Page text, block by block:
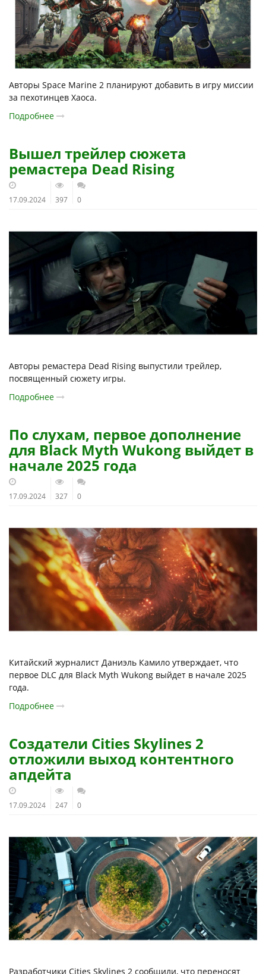
Авторы Space Marine 2 планируют добавить в игру миссии
за пехотинцев Хаоса.
Подробнее
Вышел трейлер сюжета
ремастера Dead Rising
17.09.2024 397 0
Авторы ремастера Dead Rising выпустили трейлер,
посвященный сюжету игры.
Подробнее
По слухам, первое дополнение
для Black Myth Wukong выйдет в
начале 2025 года
17.09.2024 327 0
Китайский журналист Даниэль Камило утверждает, что
первое DLC для Black Myth Wukong выйдет в начале 2025
года.
Подробнее
Создатели Cities Skylines 2
отложили выход контентного
апдейта
17.09.2024 247 0
Разработчики Cities Skylines 2 сообщили, что переносят